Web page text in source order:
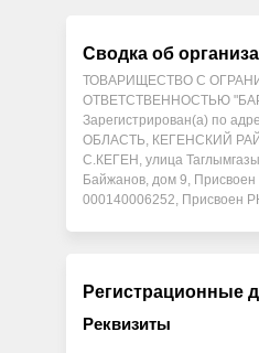
Сводка об
ТОВАРИЩЕСТВО С
ОТВЕТСТВЕННОСТЬЮ
Зарегистрирован(а) по
ОБЛАСТЬ, КЕГЕНСКИЙ
С.КЕГЕН, улица
Байжанов, дом 9, Присвоен БИН (ИНН)
000140006252,
Регистрационные
Реквизиты